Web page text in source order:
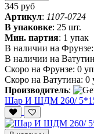
345 руб
Артикул: 1107-0724
В упаковке: 25 шт.
Мин. партия: 1 упак
В наличии на Фрунзе:
В наличии на
Скоро на Фрунзе: 0
Скоро на Ватутина: 0
Производитель:
Шар И ШДМ 260/